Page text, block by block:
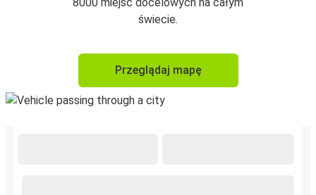
8000 miejsc docelowych na całym
świecie.
Przeglądaj mapę